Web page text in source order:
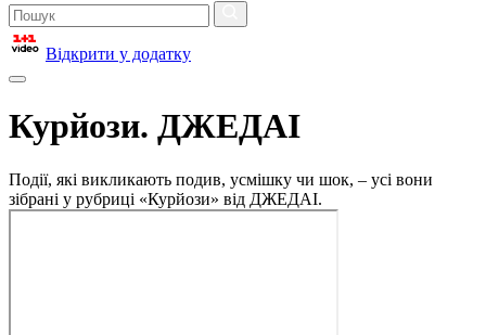
Відкрити у додатку
Курйози. ДЖЕДАІ
Події, які викликають подив, усмішку чи шок, – усі вони
зібрані у рубриці «Курйози» від ДЖЕДАІ.